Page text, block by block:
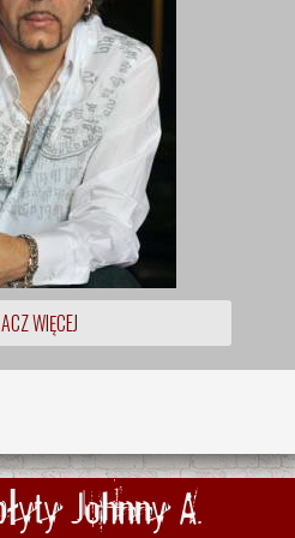
WIĘCEJ
Johnny A.